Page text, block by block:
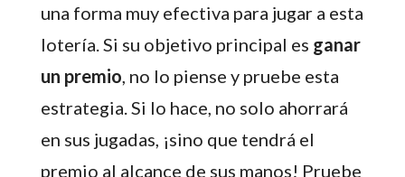
una forma muy efectiva para jugar a esta
lotería. Si su objetivo principal es ganar
un premio, no lo piense y pruebe esta
estrategia. Si lo hace, no solo ahorrará
en sus jugadas, ¡sino que tendrá el
premio al alcance de sus manos! Pruebe